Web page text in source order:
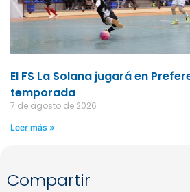
El FS La Solana jugará en
temporada
7 de agosto de 2026
Leer más »
Compartir